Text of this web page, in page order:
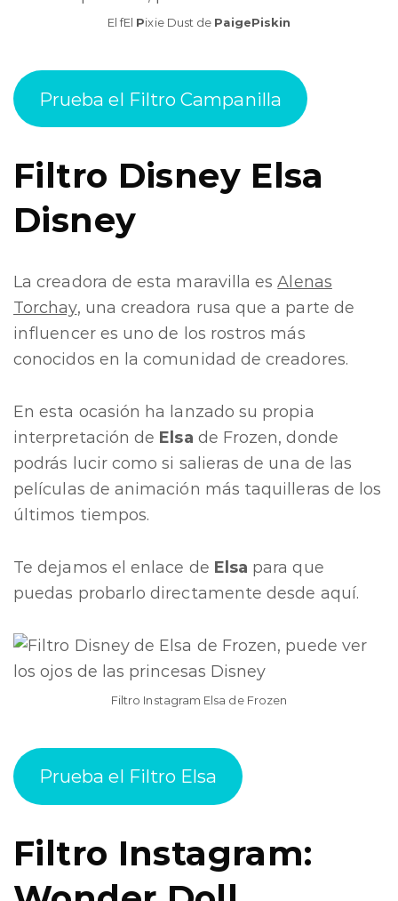
El fEl Pixie Dust de PaigePiskin
Prueba el Filtro Campanilla
Filtro Disney Elsa
Disney
La creadora de esta maravilla esAlenas
Torchay, una creadora rusa que a parte de
influencer es uno de los rostros más
conocidos en la comunidad de creadores.
En esta ocasión ha lanzado su propia
interpretación de Elsa de Frozen, donde
podrás lucir como si salieras de una de las
películas de animación más taquilleras de los
últimos tiempos.
Te dejamos el enlace de Elsa para que
puedas probarlo directamente desde aquí.
Filtro Instagram Elsa de Frozen
Prueba el Filtro Elsa
Filtro Instagram: